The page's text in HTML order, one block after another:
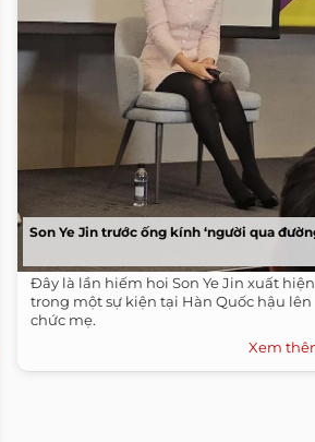
Son Ye Jin trước ống kính ‘người qua
Đây là lần hiếm hoi Son Ye Jin xuất hiện
trong một sự kiện tại Hàn Quốc hậu lên
chức mẹ.
Xem